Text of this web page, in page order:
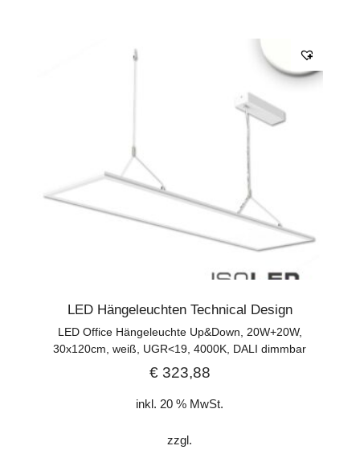
LED Hängeleuchten Technical Design
LED Office Hängeleuchte Up&Down, 20W+20W,
30x120cm, weiß, UGR<19, 4000K, DALI dimmbar
€323,88
inkl. 20 % MwSt.
zzgl.